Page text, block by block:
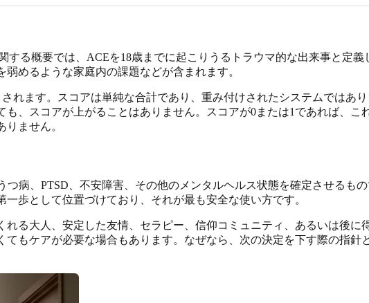
る概要では、ACEを18歳までに起こりうるトラウマ的な出来事と定
めるような家庭内の課題などが含まれます。
れます。スコアは単純な合計であり、重み付けされたシステムではあ
、スコアが上がることはありません。スコアが0または1であれば、こ
ません。
病、PTSD、不安障害、その他のメンタルヘルス状態を確定させるも
歩として位置づけており、それが最も安全な使い方です。
る大人、安定した友情、セラピー、信仰コミュニティ、あるいは後
もケアが必要な場合もあります。なぜなら、次の決定を下す際の指針